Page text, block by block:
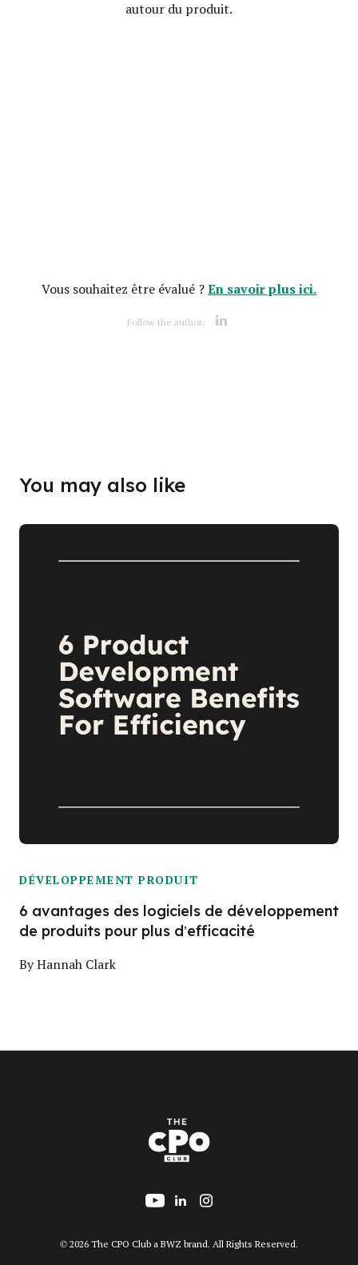
autour du produit.
Vous souhaitez être évalué ?En savoir plus ici.
Follow the author:
You may also like
DÉVELOPPEMENT PRODUIT
6 avantages des logiciels de développement
de produits pour plus d’efficacité
ByHannah Clark
Follow us on YouTube
Add us on LinkedIn
Follow us on
© 2026 The CPO Club a BWZ Opens new window
brand. All Rights Reserved.